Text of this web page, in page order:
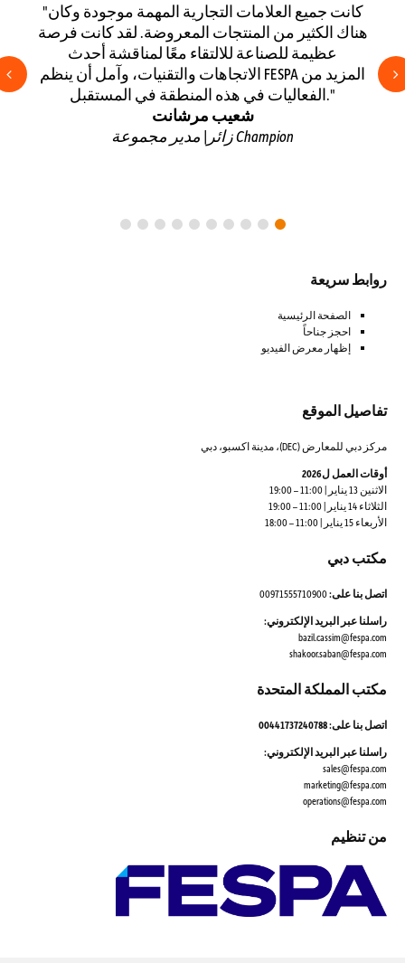
"كانت جميع العلامات التجارية المهمة موجودة وكان
هناك الكثير من المنتجات المعروضة. لقد كانت فرصة
عظيمة للصناعة للالتقاء معًا لمناقشة أحدث
الاتجاهات والتقنيات، وآمل أن ينظم FESPA المزيد من
الفعاليات في هذه المنطقة في المستقبل."
شعيب مرشانت
زائر| مدير مجموعة Champion
Prev
روابط سريعة
الصفحة الرئيسية
احجز جناحاً
إظهار معرض الفيديو
تفاصيل الموقع
مركز دبي للمعارض (DEC)، مدينة اكسبو، دبي
أوقات العمل ل2026
الاثنين 13 يناير | 11:00 – 19:00
الثلاثاء 14 يناير | 11:00 – 19:00
الأربعاء 15 يناير | 11:00 – 18:00
مكتب دبي
اتصل بنا على:
راسلنا عبر البريد الإلكتروني:
bazil.cassim@fespa.com
shakoor.saban@fespa.com
مكتب المملكة المتحدة
اتصل بنا على: 00441737240788
راسلنا عبر البريد الإلكتروني:
sales@fespa.com
marketing@fespa.com
​operations@fespa.com
من تنظيم